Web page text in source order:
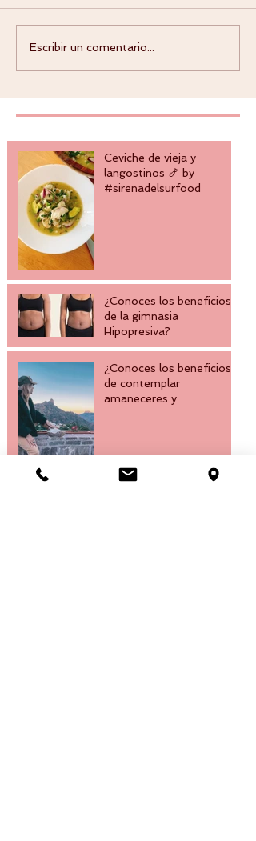
Escribir un comentario...
Ceviche de vieja y
langostinos 🍤 by
#sirenadelsurfood
¿Conoces los beneficios
de la gimnasia
Hipopresiva?
¿Conoces los beneficios
de contemplar
amaneceres y